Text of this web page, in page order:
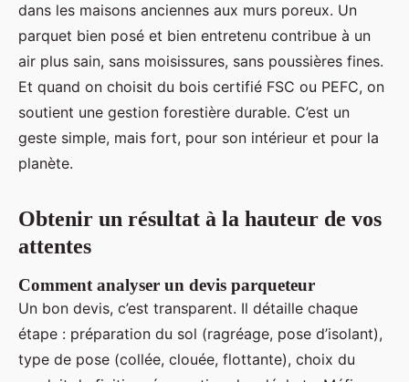
dans les maisons anciennes aux murs poreux. Un
parquet bien posé et bien entretenu contribue à un
air plus sain, sans moisissures, sans poussières fines.
Et quand on choisit du bois certifié FSC ou PEFC, on
soutient une gestion forestière durable. C’est un
geste simple, mais fort, pour son intérieur et pour la
planète.
Obtenir un résultat à la hauteur de vos
attentes
Comment analyser un devis parqueteur
Un bon devis, c’est transparent. Il détaille chaque
étape : préparation du sol (ragréage, pose d’isolant),
type de pose (collée, clouée, flottante), choix du